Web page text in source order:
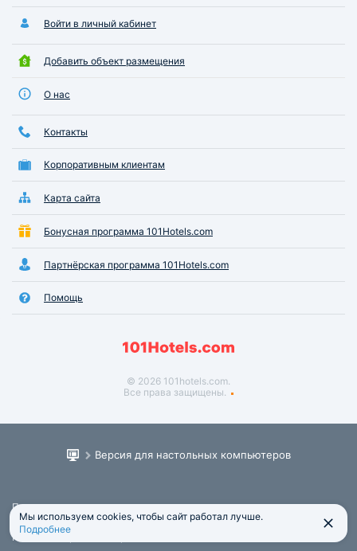
Войти в личный кабинет
Добавить объект размещения
О нас
Контакты
Корпоративным клиентам
Карта сайта
Бонусная программа 101Hotels.com
Партнёрская программа 101Hotels.com
Помощь
© 2026 101hotels.com.
Все права защищены.
Версия для настольных компьютеров
Пользовательское соглашение
Юридическая информация
Политика обработки персональных данных
Мы используем cookies, чтобы сайт работал лучше.
Подробнее